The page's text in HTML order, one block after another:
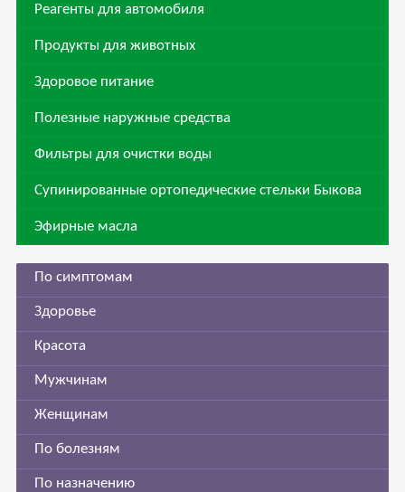
Реагенты для автомобиля
Продукты для животных
Здоровое питание
Полезные наружные средства
Фильтры для очистки воды
Супинированные ортопедические стельки Быкова
Эфирные масла
По симптомам
Здоровье
Красота
Мужчинам
Женщинам
По болезням
По назначению